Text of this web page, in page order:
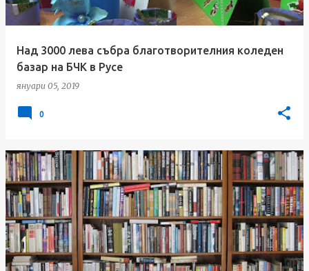
Над 3000 лева събра благотворителния коледен
базар на БЧК в Русе
януари 05, 2019
0